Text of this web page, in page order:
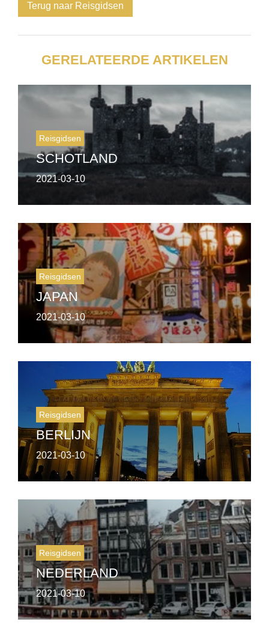
Terug naar Reisgidsen
GERELATEERDE ARTIKELEN
Reisgidsen
SCHOTLAND
2021-03-10
Reisgidsen
JAPAN
2021-03-10
Reisgidsen
BERLIJN
2021-03-10
Reisgidsen
NEDERLAND
2021-03-10